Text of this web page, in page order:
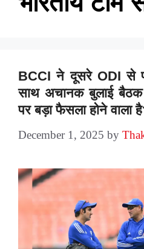
BCCI ने दूसरे ODI से
साथ अचानक बुलाई बैठक
पर बड़ा फैसला होने वाला
December 1, 2025 by